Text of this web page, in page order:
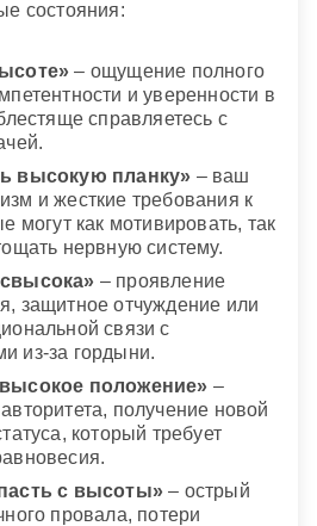
состояния:
– ощущение полного
и уверенности в
справляетесь с
высокую планку» – ваш
и жесткие требования к
могут как мотивировать, так
нервную систему.
– проявление
защитное отчуждение или
связи с
из-за гордыни.
положение» –
получение новой
который требует
с высоты» – острый
провала, потери